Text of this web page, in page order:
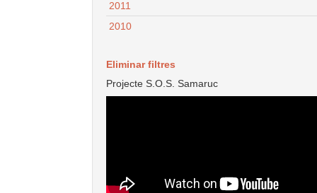
2011
2010
Eliminar filtres
Projecte S.O.S. Samaruc